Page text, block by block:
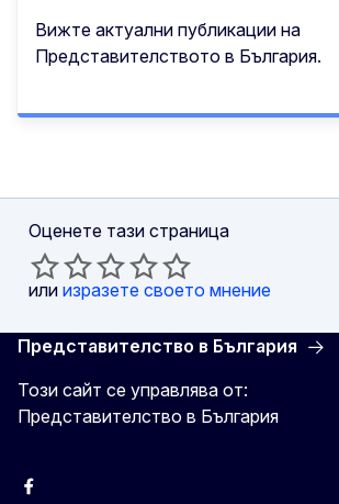
Вижте актуални публикации на
Представителството в България.
Оценете тази страница
или изразете своето мнение
Представителство в България
Този сайт се управлява от:
Представителство в България
Facebook